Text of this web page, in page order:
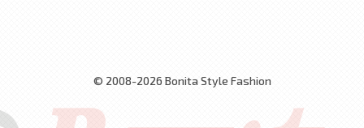
© 2008-2026 Bonita Style Fashion